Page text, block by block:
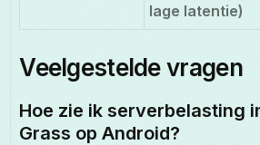
lage latentie)
Veelgestelde vragen
Hoe zie ik serverbelasting
Grass op Android?